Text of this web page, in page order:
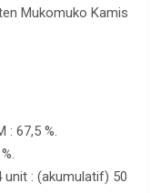
Mukomuko Kamis
: 67,5 %.
: (akumulatif) 50